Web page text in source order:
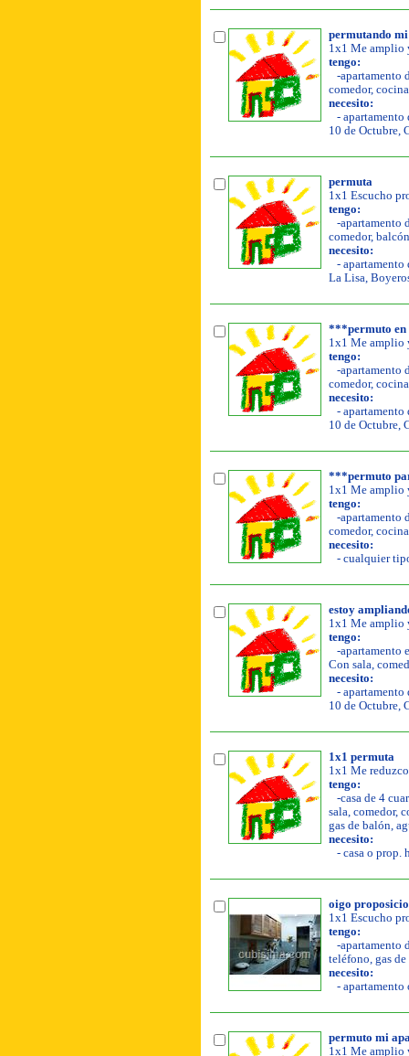
permutando
1x1 Me amplio
tengo:
-apartamento
comedor,
necesito:
- apartamento
10 de Octubre,
permuta
1x1 Escucho
tengo:
-apartamento
comedor,
necesito:
- apartamento
La Lisa,
***permuto en
1x1 Me amplio
tengo:
-apartamento
comedor,
necesito:
- apartamento
10 de Octubre,
***permuto
1x1 Me amplio
tengo:
-apartamento
comedor,
necesito:
- cualquier
estoy
1x1 Me amplio
tengo:
-apartamento
Con sala,
necesito:
- apartamento
10 de Octubre,
1x1 permuta
1x1 Me
tengo:
-casa de 4
sala, comedor,
gas de balón,
necesito:
- casa o prop.
oigo
1x1 Escucho
tengo:
-apartamento
teléfono, gas
necesito:
- apartamento
permuto mi
1x1 Me amplio